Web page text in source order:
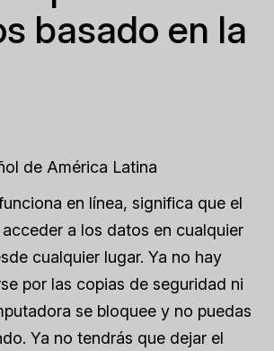
basado en la
de América Latina
en línea, significa que el
a los datos en cualquier
cualquier lugar. Ya no hay
por las copias de seguridad ni
se bloquee y no puedas
Ya no tendrás que dejar el